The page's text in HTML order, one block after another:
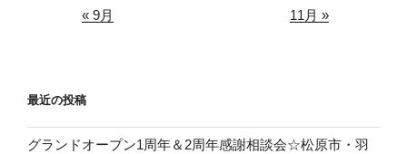
« 9月 11月 »
最近の投稿
グランドオープン1周年＆2周年感謝相談会☆松原市・羽